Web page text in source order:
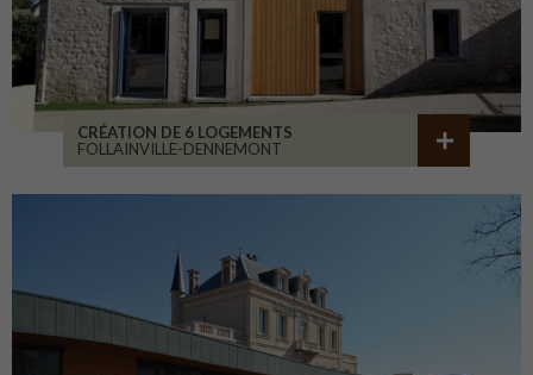
CRÉATION DE 6 LOGEMENTS
FOLLAINVILLE-DENNEMONT